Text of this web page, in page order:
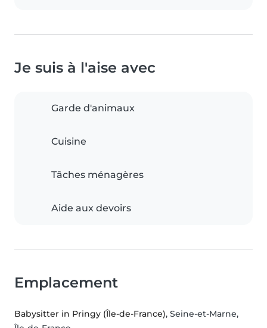
Je suis à l'aise avec
Garde d'animaux
Cuisine
Tâches ménagères
Aide aux devoirs
Emplacement
Babysitter in Pringy (Île-de-France), Seine-et-Marne,